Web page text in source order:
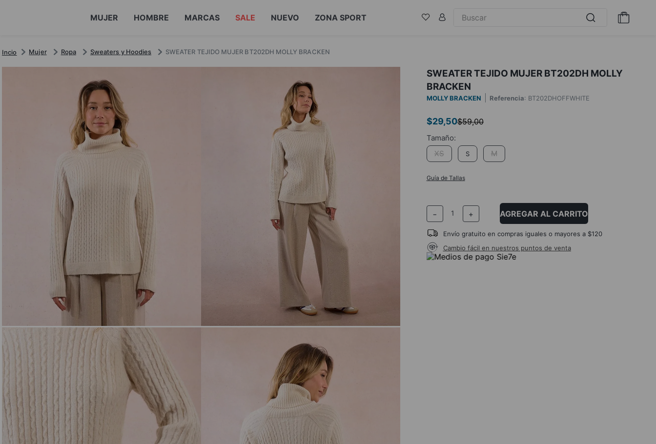
MUJER HOMBRE MARCAS SALE NUEVO ZONA SPORT
Mujer Ropa Sweaters y Hoodies SWEATER TEJIDO MUJER BT202DH MOLLY BRACKEN
SWEATER TEJIDO MUJER BT202DH MOLLY
BRACKEN
MOLLY BRACKEN Referencia: BT202DHOFFWHITE
$29,50$59,00
XS S M
Guía de Tallas
＋
－ AGREGAR AL CARRITO
Envío gratuito en compras iguales o mayores a $120
Cambio fácil en nuestros puntos de venta